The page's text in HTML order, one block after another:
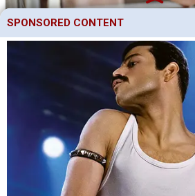
SPONSORED CONTENT